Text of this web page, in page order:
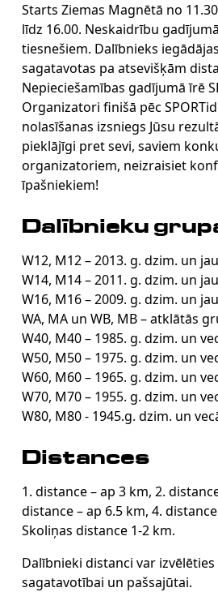
Starts Ziemas Magnētā no
līdz 16.00. Neskaidrību
tiesnešiem. Dalībnieks
sagatavotas pa atsevišķām
Nepieciešamības gadījumā īrē
Organizatori finišā pēc
nolasīšanas izsniegs Jūsu
pieklājīgi pret sevi, saviem
organizatoriem, neizraisiet
īpašniekiem!
Dalībnieku
W12, M12 – 2013. g. dzim. un
W14, M14 – 2011. g. dzim. un
W16, M16 – 2009. g. dzim. un
WA, MA un WB, MB – atklātās
W40, M40 – 1985. g. dzim. un
W50, M50 – 1975. g. dzim. un
W60, M60 – 1965. g. dzim. un
W70, M70 – 1955. g. dzim. un
W80, M80 - 1945.g. dzim. un
Distances
1. distance – ap 3 km, 2.
distance – ap 6.5 km, 4.
Skoliņas distance 1-2 km.
Dalībnieki distanci var
sagatavotībai un pašsajūtai.